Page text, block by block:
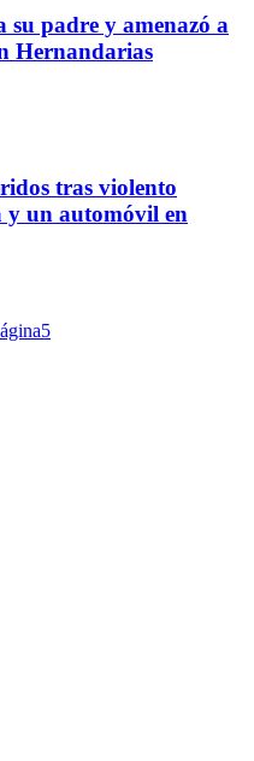
su padre y amenazó a
Hernandarias
tras violento
y un automóvil en
5